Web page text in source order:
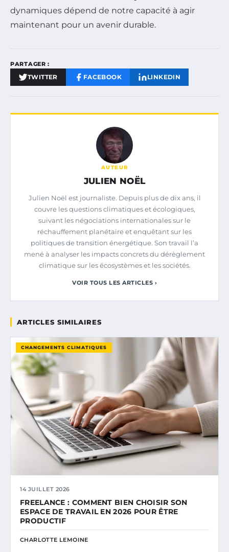
dynamiques dépend de notre capacité à agir
maintenant pour un avenir durable.
PARTAGER :
TWITTER FACEBOOK LINKEDIN
AUTEUR
JULIEN NOËL
Julien Noël est journaliste. Depuis plus de dix ans, il
couvre les questions climatiques et écologiques,
suivant les négociations internationales sur le
réchauffement planétaire et enquêtant sur les
politiques de transition énergétique. Son travail l’a
mené à analyser les impacts concrets du dérèglement
climatique sur les écosystèmes et les sociétés.
VOIR TOUS LES ARTICLES ›
ARTICLES SIMILAIRES
CHANGEMENTS CLIMATIQUES
14 JUILLET 2026
FREELANCE : COMMENT BIEN CHOISIR SON
ESPACE DE TRAVAIL EN 2026 POUR ÊTRE
PRODUCTIF
CHARLOTTE LEMOINE